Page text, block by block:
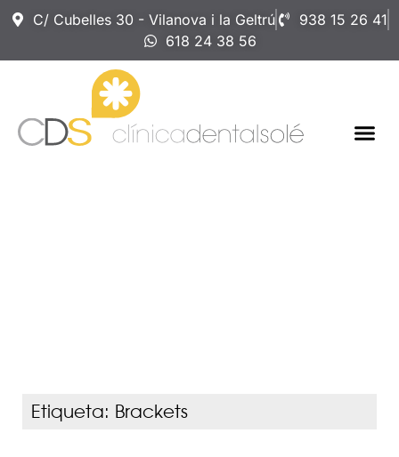
C/ Cubelles 30 - Vilanova i la Geltrú
938 15 26 41
618 24 38 56
Etiqueta: Brackets